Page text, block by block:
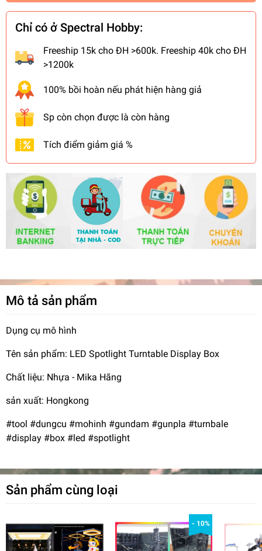
Chỉ có ở Spectral Hobby:
Freeship 15k cho ĐH >600k. Freeship 40k cho ĐH
>1200k
100% bồi hoàn nếu phát hiện hàng giả
Sp còn chọn được là còn hàng
Tích điểm giảm giá %
Mô tả sản phẩm
Dụng cụ mô hình
Tên sản phẩm: LED Spotlight Turntable Display Box
Chất liệu: Nhựa - Mika Hãng
sản xuất: Hongkong
#tool #dungcu #mohinh #gundam #gunpla #turnbale
#display #box #led #spotlight
Sản phẩm cùng loại
- 10%